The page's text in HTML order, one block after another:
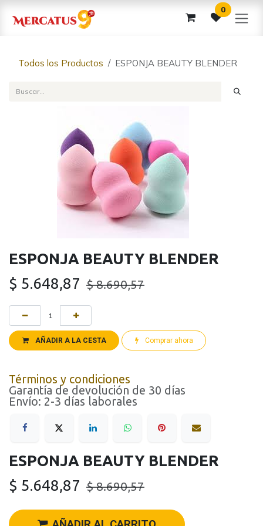
0
Todos los Productos ESPONJA BEAUTY BLENDER
ESPONJA BEAUTY BLENDER
$ 5.648,87 $8.690,57
AÑADIR A LA CESTA Comprar ahora
Términos y condiciones
Garantía de devolución de 30 días
Envío: 2-3 días laborales
ESPONJA BEAUTY BLENDER
$ 5.648,87 $8.690,57